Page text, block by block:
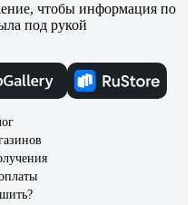
чтобы информация по
под рукой